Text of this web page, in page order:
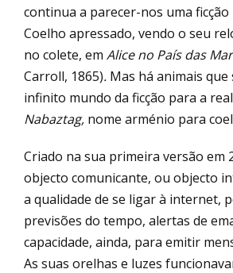
continua a parecer-nos uma
Coelho apressado, vendo o seu
no colete, em Alice no País das
Carroll, 1865). Mas há animais que
infinito mundo da ficção para a
Nabaztag, nome arménio para
Criado na sua primeira versão em
objecto comunicante, ou objecto
a qualidade de se ligar à internet,
previsões do tempo, alertas de
capacidade, ainda, para emitir
As suas orelhas e luzes